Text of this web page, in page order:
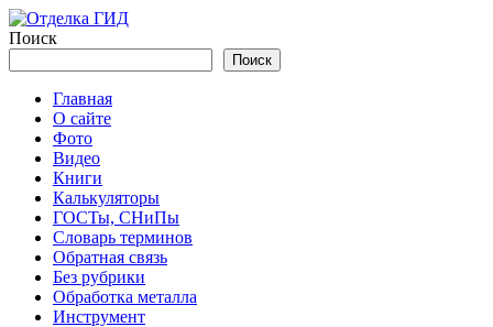
Перейти
к
Поиск
Поиск
Главная
О сайте
Фото
Видео
Книги
Калькуляторы
ГОСТы, СНиПы
Словарь терминов
Обратная связь
Без рубрики
Обработка металла
Инструмент